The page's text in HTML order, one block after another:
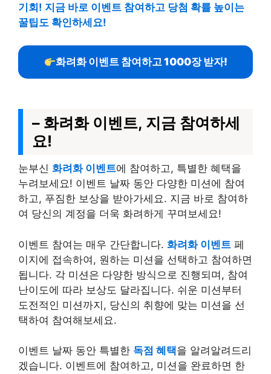
기회! 지금 바로 이벤트 참여하고 당첨 확률 높이는
꿀팁도 확인하세요!
화려화 이벤트 참여하고 1000장 받자!
– 화려화 이벤트, 지금 참여하세
요!
눈부신 화려화 이벤트에 참여하고, 특별한 혜택을
누려보세요! 이벤트 날짜 동안 다양한 미션에 참여
하고, 푸짐한 보상을 받아가세요. 지금 바로 참여하
여 당신의 계정을 더욱 화려하게 꾸며보세요!
이벤트 참여는 매우 간단합니다. 화려화 이벤트 페
이지에 접속하여, 원하는 미션을 선택하고 참여하면
됩니다. 각 미션은 다양한 방식으로 진행되며, 참여
난이도에 따라 보상도 달라집니다. 쉬운 미션부터
도전적인 미션까지, 당신의 취향에 맞는 미션을 선
택하여 참여해보세요.
이벤트 날짜 동안 특별한 독점 혜택을 알려알려드리
겠습니다. 이벤트에 참여하고, 미션을 완료하면 한